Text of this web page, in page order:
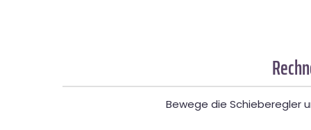
Bewege die Schieberegler